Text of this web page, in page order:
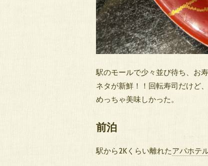
駅のモールで少々並び待ち、お
ネタが新鮮！！回転寿司だけど
めっちゃ美味しかった。
前泊
駅から2Kくらい離れたアパホテ